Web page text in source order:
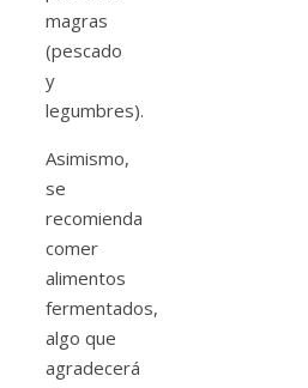
magras
(pescado
y
legumbres).
Asimismo,
se
recomienda
comer
alimentos
fermentados,
algo que
agradecerá